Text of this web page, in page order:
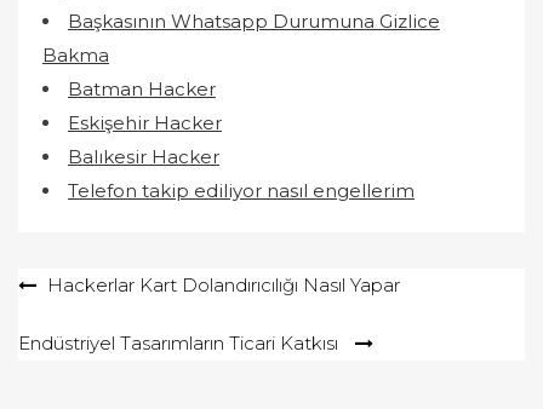
Başkasının Whatsapp Durumuna Gizlice
Bakma
Batman Hacker
Eskişehir Hacker
Balıkesir Hacker
Telefon takip ediliyor nasıl engellerim
YazıHackerlar Kart Dolandırıcılığı Nasıl Yapar
Endüstriyel Tasarımların Ticari Katkısı